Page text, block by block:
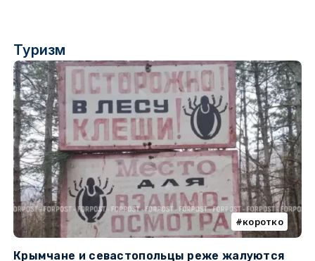
Туризм
коротко
Крымчане и севастопольцы реже жалуются